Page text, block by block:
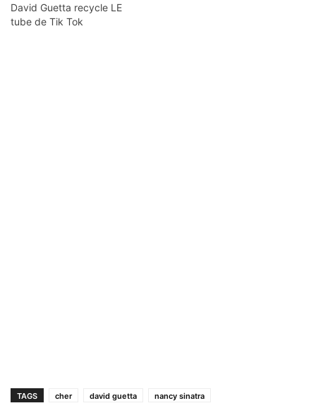
David Guetta recycle LE
tube de Tik Tok
TAGS cher david guetta nancy sinatra